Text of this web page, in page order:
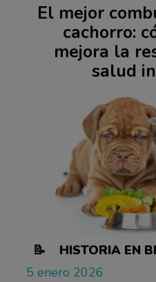
El mejor
cachorro:
mejora la
salud
5 enero 2026
📝 HISTORIA EN